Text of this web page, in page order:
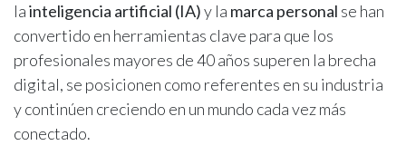
lainteligencia artificial (IA)y la marca personal se han
convertido en herramientas clave para que los
profesionales mayores de 40 años superen la brecha
digital, se posicionen como referentes en su industria
y continúen creciendo en un mundo cada vez más
conectado.